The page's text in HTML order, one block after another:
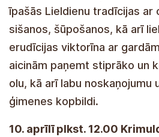
īpašās Lieldienu tradīcijas ar
sišanos, šūpošanos, kā arī
erudīcijas viktorīna ar
aicinām paņemt stiprāko un
olu, kā arī labu noskaņojumu
ģimenes kopbildi.
10. aprīlī plkst. 12.00